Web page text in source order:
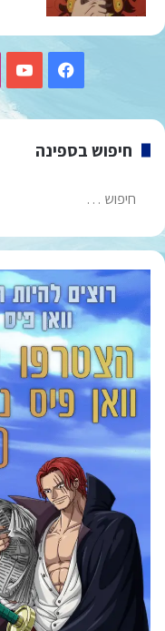
Facebook
חיפוש בספינה